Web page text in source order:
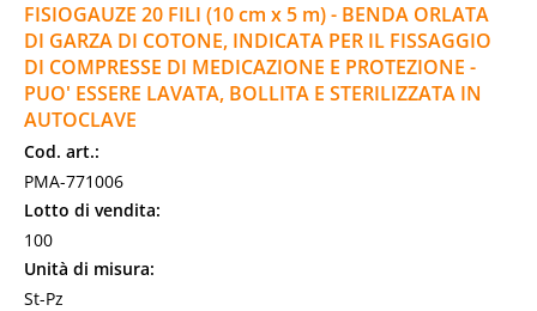
FISIOGAUZE 20 FILI (10 cm x 5 m) - BENDA ORLATA
DI GARZA DI COTONE, INDICATA PER IL FISSAGGIO
DI COMPRESSE DI MEDICAZIONE E PROTEZIONE -
PUO' ESSERE LAVATA, BOLLITA E STERILIZZATA IN
AUTOCLAVE
Cod. art.:
PMA-771006
Lotto di vendita:
100
Unità di misura:
St-Pz